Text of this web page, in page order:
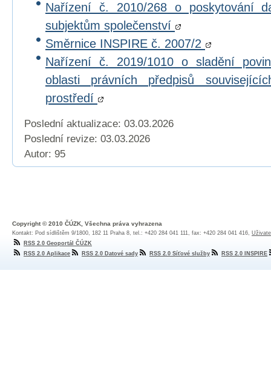
Nařízení č. 2010/268 o poskytování
subjektům společenství
Směrnice INSPIRE č. 2007/2
Nařízení č. 2019/1010 o sladění
oblasti právních předpisů
prostředí
Poslední aktualizace: 03.03.2026
Poslední revize: 03.03.2026
Autor: 95
Copyright © 2010 ČÚZK, Všechna práva vyhrazena
Kontakt: Pod sídlištěm 9/1800, 182 11 Praha 8, tel.: +420 284 041 111, fax: +420 284 041 416,
RSS 2.0 Geoportál ČÚZK
RSS 2.0 Aplikace
RSS 2.0 Datové sady RSS 2.0 Síťové služby RSS 2.0 INSPIRE